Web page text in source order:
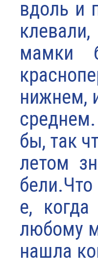
вдоль и
мамки
нижнем,
бы, так
летом
е,
любому
нашла